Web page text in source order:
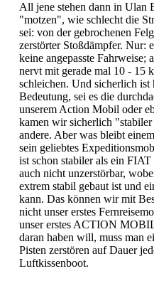
All jene stehen dann in Ulan
"motzen", wie schlecht die
sei: von der gebrochenen
zerstörter Stoßdämpfer. Nur:
keine angepasste Fahrweise;
nervt mit gerade mal 10 - 15
schleichen. Und sicherlich
Bedeutung, sei es die
unserem Action Mobil oder
kamen wir sicherlich "stabiler
andere. Aber was bleibt
sein geliebtes
ist schon stabiler als ein
auch nicht unzerstörbar,
extrem stabil gebaut ist und
kann. Das können wir mit
nicht unser erstes
unser erstes ACTION
daran haben will, muss man
Pisten zerstören auf Dauer
Luftkissenboot.